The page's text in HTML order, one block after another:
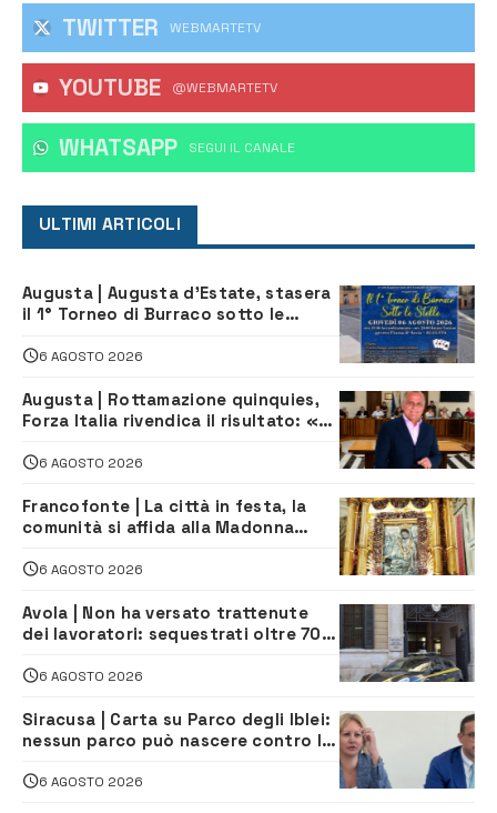
TWITTER WEBMARTETV
YOUTUBE @WEBMARTETV
WHATSAPP ‎SEGUI IL CANALE
ULTIMI ARTICOLI
Augusta | Augusta d’Estate, stasera
il 1° Torneo di Burraco sotto le
6 AGOSTO 2026
Augusta | Rottamazione quinquies,
Forza Italia rivendica il risultato: «La
6 AGOSTO 2026
Francofonte | La città in festa, la
comunità si affida alla Madonna
6 AGOSTO 2026
Avola | Non ha versato trattenute
dei lavoratori: sequestrati oltre 700
climatizzazione
6 AGOSTO 2026
Siracusa | Carta su Parco degli Iblei:
nessun parco può nascere contro le
6 AGOSTO 2026